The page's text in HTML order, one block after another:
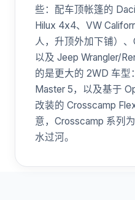
些：配车顶帐篷的
Hilux 4x4、VW
人，升顶外加下铺）、
以及 Jeep Wrangler/
的是更大的 2WD 车型
Master 5，以及基于
改装的 Crosscamp
意，Crosscamp 系列
水过河。